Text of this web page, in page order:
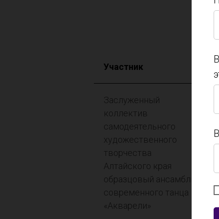
Участник
Заслуженный
коллектив
самодеятельного
художественного
творчества
Алтайского края
образцовый ансамбль
современного танца
«Акварели»